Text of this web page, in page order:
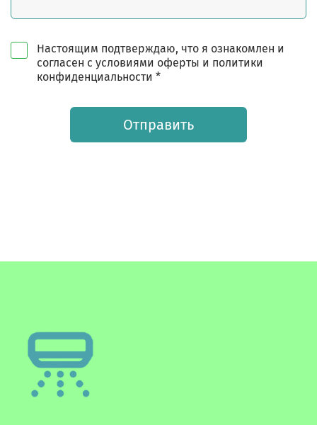
Настоящим подтверждаю, что я ознакомлен и
согласен с условиями оферты и политики
конфиденциальности *
Отправить